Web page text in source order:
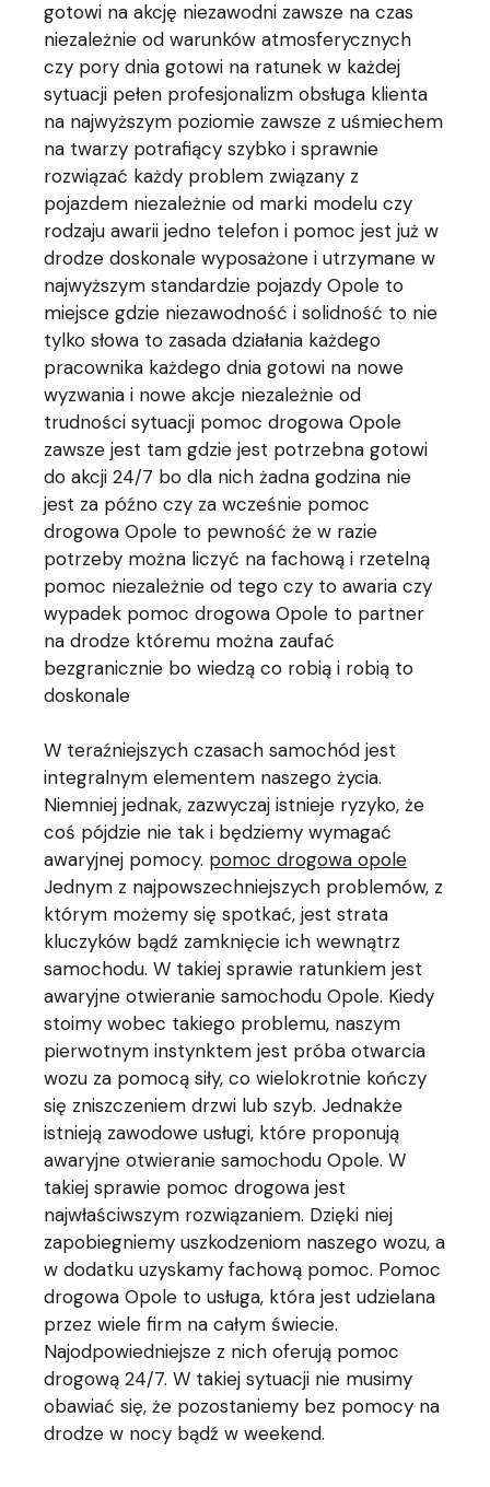
gotowi na akcję niezawodni zawsze na czas
niezależnie od warunków atmosferycznych
czy pory dnia gotowi na ratunek w każdej
sytuacji pełen profesjonalizm obsługa klienta
na najwyższym poziomie zawsze z uśmiechem
na twarzy potrafiący szybko i sprawnie
rozwiązać każdy problem związany z
pojazdem niezależnie od marki modelu czy
rodzaju awarii jedno telefon i pomoc jest już w
drodze doskonale wyposażone i utrzymane w
najwyższym standardzie pojazdy Opole to
miejsce gdzie niezawodność i solidność to nie
tylko słowa to zasada działania każdego
pracownika każdego dnia gotowi na nowe
wyzwania i nowe akcje niezależnie od
trudności sytuacji pomoc drogowa Opole
zawsze jest tam gdzie jest potrzebna gotowi
do akcji 24/7 bo dla nich żadna godzina nie
jest za późno czy za wcześnie pomoc
drogowa Opole to pewność że w razie
potrzeby można liczyć na fachową i rzetelną
pomoc niezależnie od tego czy to awaria czy
wypadek pomoc drogowa Opole to partner
na drodze któremu można zaufać
bezgranicznie bo wiedzą co robią i robią to
doskonale
W teraźniejszych czasach samochód jest
integralnym elementem naszego życia.
Niemniej jednak, zazwyczaj istnieje ryzyko, że
coś pójdzie nie tak i będziemy wymagać
awaryjnej pomocy. pomoc drogowa opole
Jednym z najpowszechniejszych problemów, z
którym możemy się spotkać, jest strata
kluczyków bądź zamknięcie ich wewnątrz
samochodu. W takiej sprawie ratunkiem jest
awaryjne otwieranie samochodu Opole. Kiedy
stoimy wobec takiego problemu, naszym
pierwotnym instynktem jest próba otwarcia
wozu za pomocą siły, co wielokrotnie kończy
się zniszczeniem drzwi lub szyb. Jednakże
istnieją zawodowe usługi, które proponują
awaryjne otwieranie samochodu Opole. W
takiej sprawie pomoc drogowa jest
najwłaściwszym rozwiązaniem. Dzięki niej
zapobiegniemy uszkodzeniom naszego wozu, a
w dodatku uzyskamy fachową pomoc. Pomoc
drogowa Opole to usługa, która jest udzielana
przez wiele firm na całym świecie.
Najodpowiedniejsze z nich oferują pomoc
drogową 24/7. W takiej sytuacji nie musimy
obawiać się, że pozostaniemy bez pomocy na
drodze w nocy bądź w weekend.